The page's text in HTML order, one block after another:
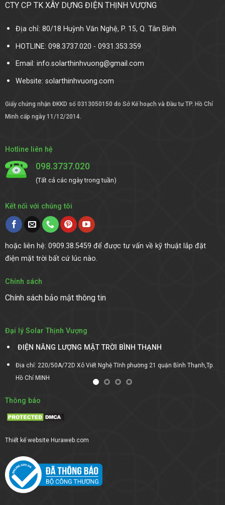
CTY CP TK XÂY DỰNG ĐIỆN THỊNH VƯỢNG
Địa chỉ: 80/18 Huỳnh Văn Nghệ, P. 15, Q. Tân Bình
HOTLINE: 098.3737.020 - 0931.353.359
Email: info.solarthinhvuong@gmail.com
Website: solarthinhvuong.com
Giấy chứng nhận ĐKKD số 0313050150 do Sở Kế hoạch và Đầu tư TP. Hồ Chí
Minh cấp ngày 11/12/2014.
Hotline liên hệ
098.3737.020
(Tất cả các ngày trong tuần)
Kết nối với chúng tôi
hoặc liên hệ: 0909.38.5459 để được tư vấn về kỹ thuật lắp đặt
điện mặt trời bất cứ lúc nào.
Chính sách
Chính sách bảo mật thông tin
Đại lý Solar Thịnh Vượng
Bình Thạnh,Tp.
ĐIỆN NĂNG LƯỢNG MẶT TRỜI DAKLAK
Địa chỉ:Số 41 Thôn Đoàn Kết, Xã EAKAR Mút, Huyện